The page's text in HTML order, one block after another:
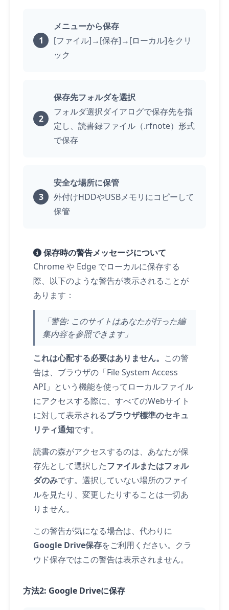
メニューから保存
[ファイル]→[保存]→[ローカル]をクリ
ック
保存先フォルダを選択
フォルダ選択ダイアログで保存先を指
定し、読書録ファイル（.rfnote）形式
で保存
安全な場所に保管
外付けHDDやUSBメモリにコピーして
保管
保存時の警告メッセージについて
Chrome や Edge でローカルに保存する
際、以下のような警告が表示されることが
あります：
「警告: このサイトはあなたが行った編
集内容を参照できます」
これは心配する必要はありません。 この警
告は、ブラウザの「File System Access
API」という機能を使ってローカルファイル
にアクセスする際に、すべてのWebサイト
に対して表示されるブラウザ標準のセキュ
リティ通知です。
読書の森がアクセスするのは、あなたが保
存先として選択したファイルまたはフォル
ダのみです。選択していない場所のファイ
ルを見たり、変更したりすることは一切あ
りません。
この警告が気になる場合は、代わりに
Google Drive保存をご利用ください。クラ
ウド保存ではこの警告は表示されません。
方法2: Google Driveに保存